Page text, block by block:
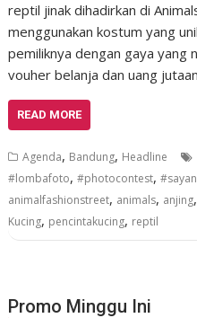
reptil jinak dihadirkan di
menggunakan kostum yang
pemiliknya dengan gaya yang
vouher belanja dan uang
READ MORE
Agenda, Bandung, Headline
#lombafoto,#photocontest,
animalfashionstreet, animals, anjing,
Kucing, pencintakucing, reptil
Promo Minggu Ini